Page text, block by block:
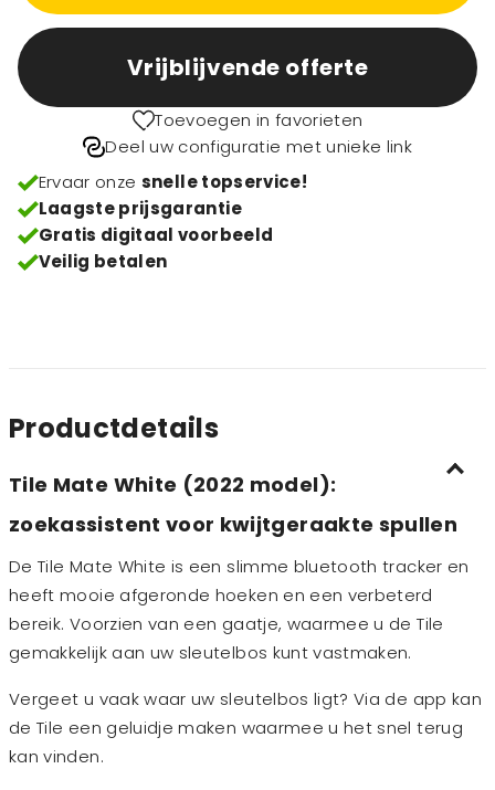
Vrijblijvende offerte
Toevoegen in favorieten
Deel uw configuratie met unieke link
Ervaar onze snelle topservice!
Laagste prijsgarantie
Gratis digitaal voorbeeld
Veilig betalen
Productdetails
Tile Mate White (2022 model):
zoekassistent voor kwijtgeraakte spullen
De Tile Mate White is een slimme bluetooth tracker en
heeft mooie afgeronde hoeken en een verbeterd
bereik. Voorzien van een gaatje, waarmee u de Tile
gemakkelijk aan uw sleutelbos kunt vastmaken.
Vergeet u vaak waar uw sleutelbos ligt? Via de app kan
de Tile een geluidje maken waarmee u het snel terug
kan vinden.